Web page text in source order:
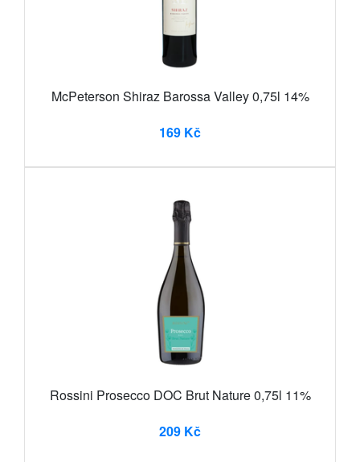
McPeterson Shiraz Barossa Valley 0,75l 14%
169 Kč
Rossini Prosecco DOC Brut Nature 0,75l 11%
209 Kč